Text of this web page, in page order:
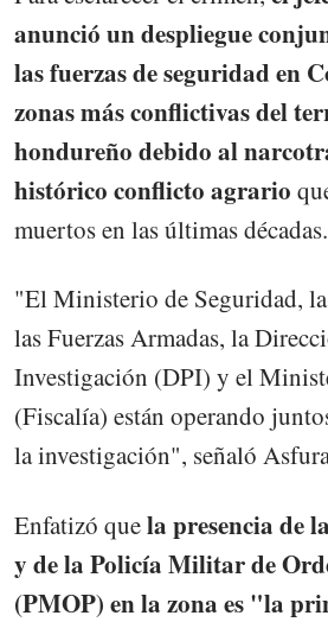
anunció un despliegue
las fuerzas de seguridad en
zonas más conflictivas del
hondureño debido al
histórico conflicto agrario
muertos en las últimas décadas.
"El Ministerio de Seguridad,
las Fuerzas Armadas, la
Investigación (DPI) y el
(Fiscalía) están operando
la investigación", señaló
Enfatizó quela presencia de
y de la Policía Militar de
(PMOP) en la zona es "la